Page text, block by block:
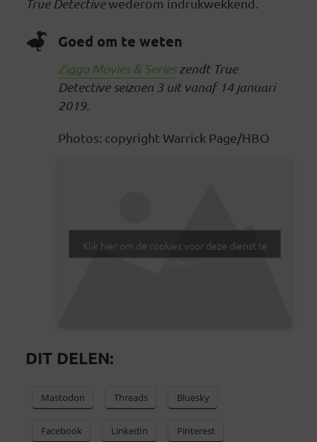
True Detectivewederom indrukwekkend.
Goed om te weten
Ziggo Movies & Serieszendt True
Detective seizoen 3 uit vanaf 14 januari
2019.
Photos: copyright Warrick Page/HBO
Klik hier om de cookies voor deze dienst te
accepteren
DIT DELEN:
Mastodon Threads Bluesky
Facebook LinkedIn Pinterest